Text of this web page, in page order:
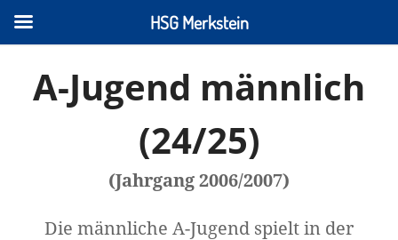
A-Jugend männlich
(24/25)
(Jahrgang 2006/2007)
Die männliche A-Jugend spielt in der
HSG Merkstein